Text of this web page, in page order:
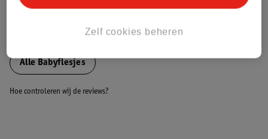
Alle Babyflesjes
Hoe controleren wij de reviews?
Zelf cookies beheren